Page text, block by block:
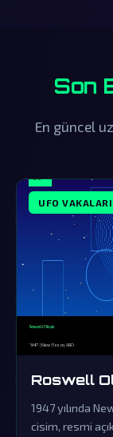
Son
En güncel
UFO VAKALARI
Roswell
1947 yılında
cisim, resmi